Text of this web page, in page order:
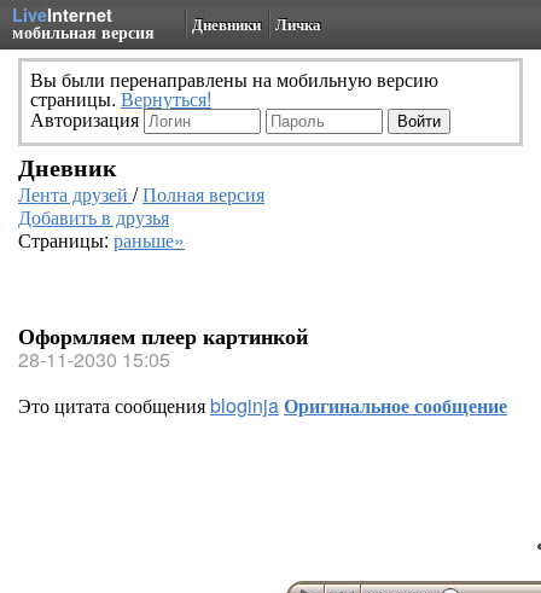
LiveInternet
мобильная версия Дневники Личка
Вы были перенаправлены на мобильную версию
страницы. Вернуться!
Авторизация
Дневник
Лента друзей /Полная версия
Добавить в друзья
Страницы: раньше»
Оформляем плеер картинкой
28-11-2030 15:05
Это цитата сообщенияbloginjaОригинальное сообщение